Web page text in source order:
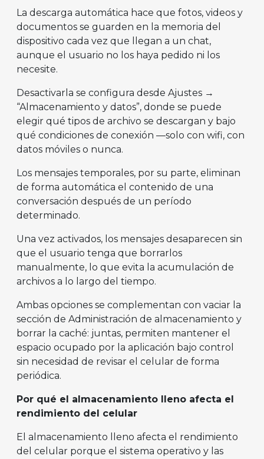
La descarga automática hace que fotos, videos y
documentos se guarden en la memoria del
dispositivo cada vez que llegan a un chat,
aunque el usuario no los haya pedido ni los
necesite.
Desactivarla se configura desde Ajustes →
“Almacenamiento y datos”, donde se puede
elegir qué tipos de archivo se descargan y bajo
qué condiciones de conexión —solo con wifi, con
datos móviles o nunca.
Los mensajes temporales, por su parte, eliminan
de forma automática el contenido de una
conversación después de un período
determinado.
Una vez activados, los mensajes desaparecen sin
que el usuario tenga que borrarlos
manualmente, lo que evita la acumulación de
archivos a lo largo del tiempo.
Ambas opciones se complementan con vaciar la
sección de Administración de almacenamiento y
borrar la caché: juntas, permiten mantener el
espacio ocupado por la aplicación bajo control
sin necesidad de revisar el celular de forma
periódica.
Por qué el almacenamiento lleno afecta el
rendimiento del celular
El almacenamiento lleno afecta el rendimiento
del celular porque el sistema operativo y las